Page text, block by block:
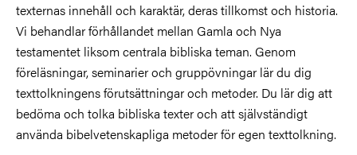
texternas innehåll och karaktär, deras tillkomst och historia.
Vi behandlar förhållandet mellan Gamla och Nya
testamentet liksom centrala bibliska teman. Genom
föreläsningar, seminarier och gruppövningar lär du dig
texttolkningens förutsättningar och metoder. Du lär dig att
bedöma och tolka bibliska texter och att självständigt
använda bibelvetenskapliga metoder för egen texttolkning.